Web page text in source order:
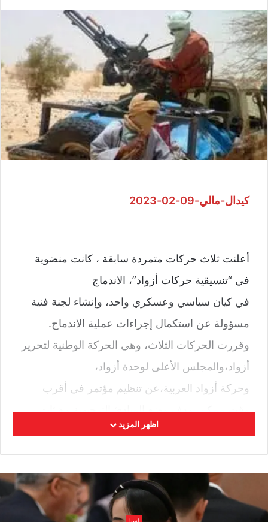
كيدال-مالي-09-02-2023
أعلنت ثلاث حركات متمردة سابقة ، كانت منضوية
في “تنسيقية حركات أزواد”، الاندماج
في كيان سياسي وعسكري واحد، وإنشاء لجنة فنية
مسؤولة عن استكمال إجراءات عملية الاندماج.
وقررت الحركات الثلاث، وهي الحركة الوطنية لتحرير
أزواد،والمجلس الأعلى لوحدة أزواد،
وحركة أزواد العربية،عن تنظيم مؤتمر في أقرب
وقت ممكن بهدف وضع المبادئ التوجيهية وهيئات
وأكدت الحركات خلال اجتماع عقدته أمس الأربعاء في
مدينة كيدال، أن المجلس التنفيذي لتنسيقية حركات
أزواد سيواصل تولي إدارة شؤون التنسيقية، ريثما
تكتمل عملية الدمج، وتظهر نتيجتها.
اظهر المزيد
آسيا